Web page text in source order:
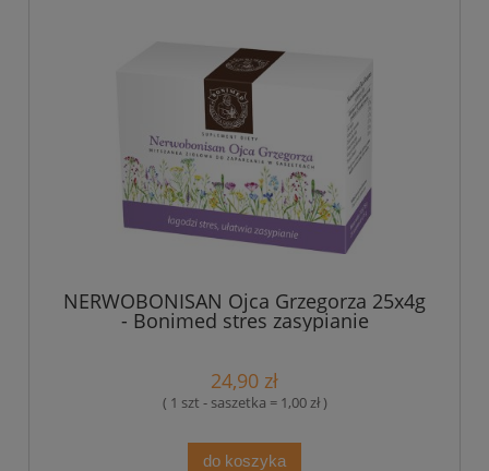
NERWOBONISAN Ojca Grzegorza 25x4g
- Bonimed stres zasypianie
24,90 zł
( 1 szt - saszetka = 1,00 zł )
do koszyka